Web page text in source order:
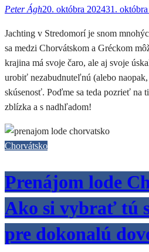
Peter Ágh20. októbra 202431.
Jachting v Stredomorí je snom
sa medzi Chorvátskom a Gréckom
krajina má svoje čaro, ale aj svoje
urobiť nezabudnuteľnú (alebo
skúsenosť. Poďme sa teda pozrieť na
zblízka a s nadhľadom!
Chorvátsko
Prenájom lode
Ako si vybrať tú
pre dokonalú